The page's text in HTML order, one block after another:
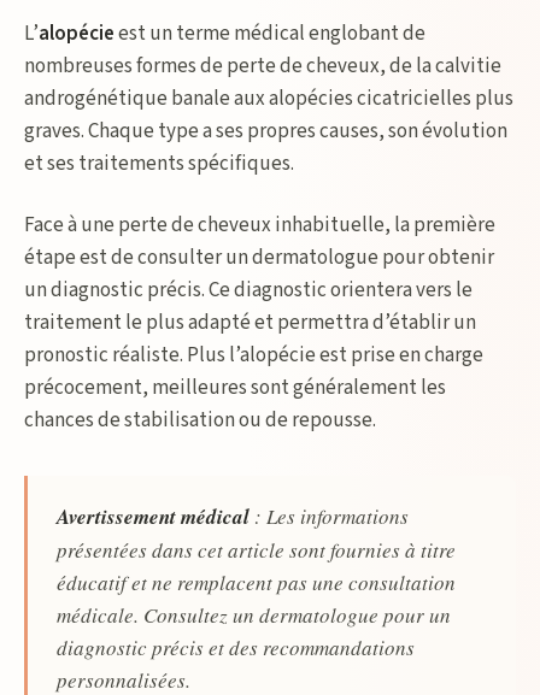
L’alopécieest un terme médical englobant de
nombreuses formes de perte de cheveux, de la calvitie
androgénétique banale aux alopécies cicatricielles plus
graves. Chaque type a ses propres causes, son évolution
et ses traitements spécifiques.
Face à une perte de cheveux inhabituelle, la première
étape est de consulter un dermatologue pour obtenir
un diagnostic précis. Ce diagnostic orientera vers le
traitement le plus adapté et permettra d’établir un
pronostic réaliste. Plus l’alopécie est prise en charge
précocement, meilleures sont généralement les
chances de stabilisation ou de repousse.
Avertissement médical : Les informations
présentées dans cet article sont fournies à titre
éducatif et ne remplacent pas une consultation
médicale. Consultez un dermatologue pour un
diagnostic précis et des recommandations
personnalisées.